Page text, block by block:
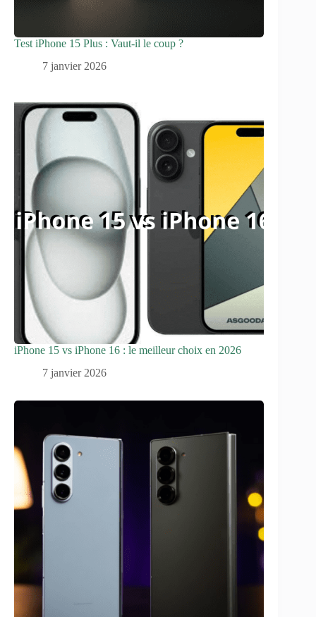
Test iPhone 15 Plus : Vaut-il le coup ?
7 janvier 2026
iPhone 15 vs iPhone 16 : le meilleur choix en 2026
7 janvier 2026